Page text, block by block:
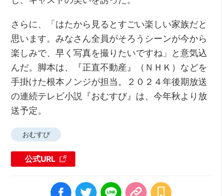
さらに、「はたから見るとすごい楽しい家族だと
思います。みなさん全員がそろうシーンが今から
楽しみで、早く写真を撮りたいですね」と意気込
んだ。脚本は、『正直不動産』（ＮＨＫ）などを
手掛けた根本ノンジが担当。２０２４年後期放送
の連続テレビ小説『おむすび』は、今年秋より放
送予定。
おむすび
公式URL